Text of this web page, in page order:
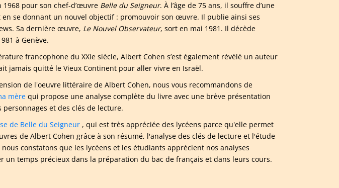
1968 pour son chef-d’œuvre Belle du Seigneur. À l’âge de 75 ans, il souffre d’une
se donnant un nouvel objectif : promouvoir son œuvre. Il publie ainsi ses
Sa dernière œuvre, Le Nouvel Observateur, sort en mai 1981. Il décède
à Genève.
francophone du XXIe siècle, Albert Cohen s’est également révélé un auteur
jamais quitté le Vieux Continent pour aller vivre en Israël.
de l'oeuvre littéraire de Albert Cohen, nous vous recommandons de
mère qui propose une analyse complète du livre avec une brève présentation
et des clés de lecture.
de Belle du Seigneur , qui est très appréciée des lycéens parce qu'elle permet
de Albert Cohen grâce à son résumé, l'analyse des clés de lecture et l'étude
constatons que les lycéens et les étudiants apprécient nos analyses
un temps précieux dans la préparation du bac de français et dans leurs cours.